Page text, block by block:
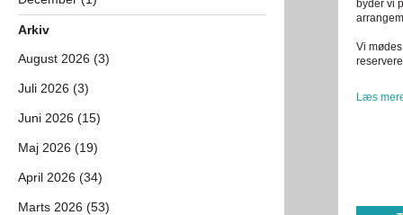
byder vi
Vi
Læs
Arkiv
August 2026 (3)
Juli 2026 (3)
Juni 2026 (15)
Maj 2026 (19)
April 2026 (34)
Marts 2026 (53)